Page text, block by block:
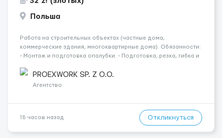
Польша
Работа на строительных объектах (частные дома,
коммерческие здания, многоквартирные дома). Обязанности:
- Монтаж и подготовка опалубки. - Подготовка, резка, гибка и
Связка арматурных стержней. - Заливка бетона. - Демонтаж
опалубки после за...
PROEXWORK SP. Z O.O.
Агентство
16 часов назад Откликнуться